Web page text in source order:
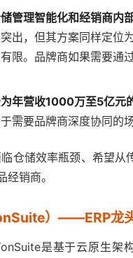
管理智能化和经销商内
出，但其方案同样定位
限。品牌商如果需要通
年营收1000万至5亿元
需要品牌商深度协同的
仓储效率瓶颈、希望从
销商。
）——ERP龙
是基于云原生架